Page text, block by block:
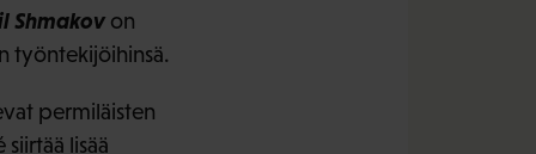
Shmakovon
työntekijöihinsä.
permiläisten
lisää